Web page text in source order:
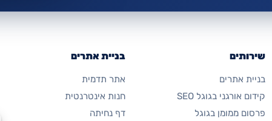
שירותים
בניית אתרים
קידום אורגני בגוגל SEO
פרסום ממומן בגוגל
בניית אתרים
אתר תדמית
חנות אינטרנטית
דף נחיתה